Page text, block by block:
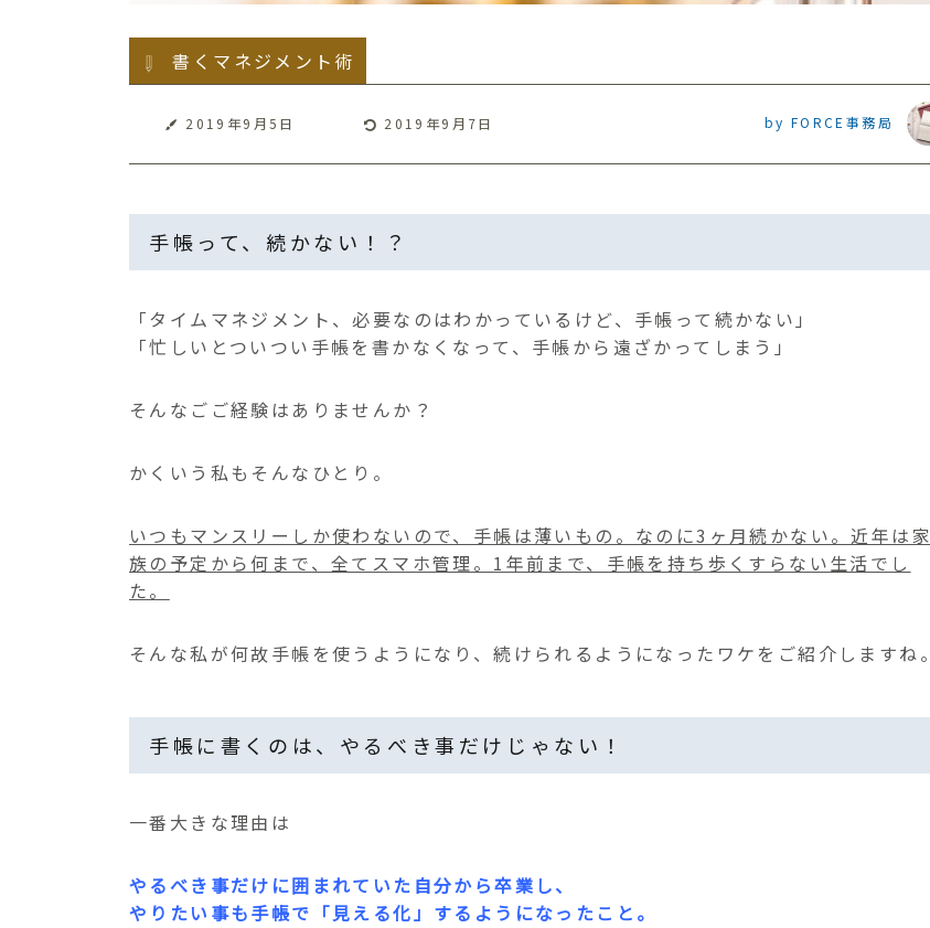
書くマネジメント術
2019年9月5日 2019年9月7日 by FORCE事務局
手帳って、続かない！？
「タイムマネジメント、必要なのはわかっているけど、手帳って続かない」
「忙しいとついつい手帳を書かなくなって、手帳から遠ざかってしまう」
そんなごご経験はありませんか？
かくいう私もそんなひとり。
いつもマンスリーしか使わないので、手帳は薄いもの。なのに3ヶ月続かない。近年は家
族の予定から何まで、全てスマホ管理。1年前まで、手帳を持ち歩くすらない生活でし
た。
そんな私が何故手帳を使うようになり、続けられるようになったワケをご紹介しますね。
手帳に書くのは、やるべき事だけじゃない！
一番大きな理由は
やるべき事だけに囲まれていた自分から卒業し、
やりたい事も手帳で「見える化」するようになったこと。